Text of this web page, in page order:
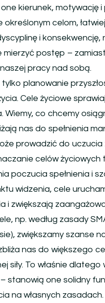
kierunek, motywację
określonym celom,
i konsekwencję,
postęp –
pracy nad sobą.
planowanie
Cele życiowe
Wiemy, co chcemy
nas do spełnienia
prowadzić do
celów życiowych
poczucia spełnienia i
widzenia, cele
i zwiększają
np. według zasady
zwiększamy szanse
nas do większego
siły. To właśnie
stanowią one solidny
na własnych zasadach.